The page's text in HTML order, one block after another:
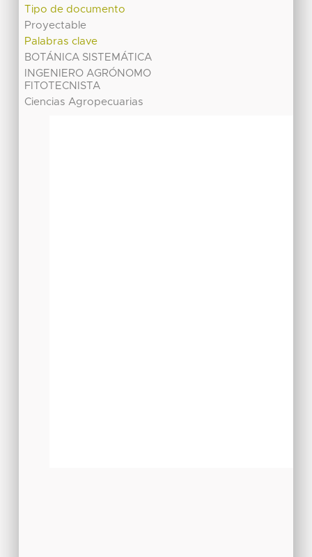
Tipo de documento
Proyectable
Palabras clave
BOTÁNICA SISTEMÁTICA
INGENIERO AGRÓNOMO
FITOTECNISTA
Ciencias Agropecuarias